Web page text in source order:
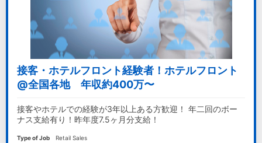
接客・ホテルフロント経験者！ホテルフロント
@全国各地 年収約400万〜
接客やホテルでの経験が3年以上ある方歓迎！ 年二回のボー
ナス支給有り！昨年度7.5ヶ月分支給！
Type of Job
Retail Sales